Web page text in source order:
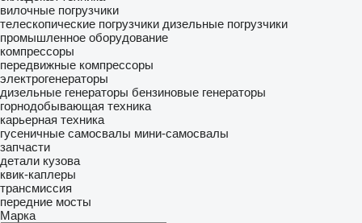
вилочные погрузчики
телескопические погрузчики дизельные погрузчики
промышленное оборудование
компрессоры
передвижные компрессоры
электрогенераторы
дизельные генераторы бензиновые генераторы
горнодобывающая техника
карьерная техника
гусеничные самосвалы мини-самосвалы
запчасти
детали кузова
квик-каплеры
трансмиссия
передние мосты
Марка